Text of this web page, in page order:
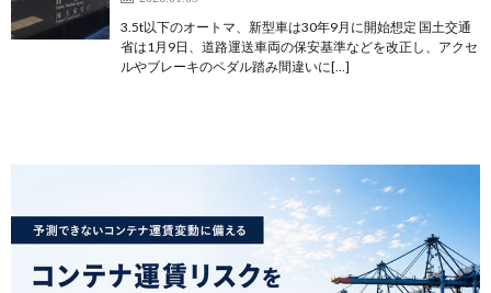
3.5t以下のオートマ、新型車は30年9月に開始想定 国土交通
省は1月9日、道路運送車両の保安基準などを改正し、アクセ
ルやブレーキのペダル踏み間違いに[…]